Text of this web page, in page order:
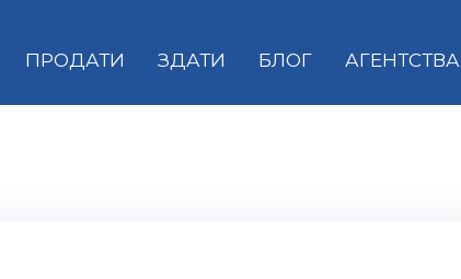
ПРОДАТИ ЗДАТИ БЛОГ АГЕНТСТВА